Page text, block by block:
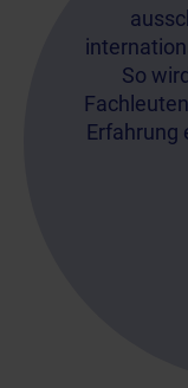
So
Erfahrung